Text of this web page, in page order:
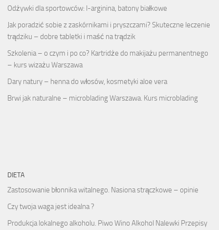
Odżywki dla sportowców: l-arginina, batony białkowe
Jak poradzić sobie z zaskórnikami i pryszczami? Skuteczne leczenie
trądziku – dobre tabletki i maść na trądzik
Szkolenia – o czym i po co? Kartridże do makijażu permanentnego
– kurs wizażu Warszawa
Dary natury – henna do włosów, kosmetyki aloe vera
Brwi jak naturalne – microblading Warszawa. Kurs microblading
DIETA
Zastosowanie błonnika witalnego. Nasiona strączkowe – opinie
Czy twoja waga jest idealna ?
Produkcja lokalnego alkoholu. Piwo Wino Alkohol Nalewki Przepisy